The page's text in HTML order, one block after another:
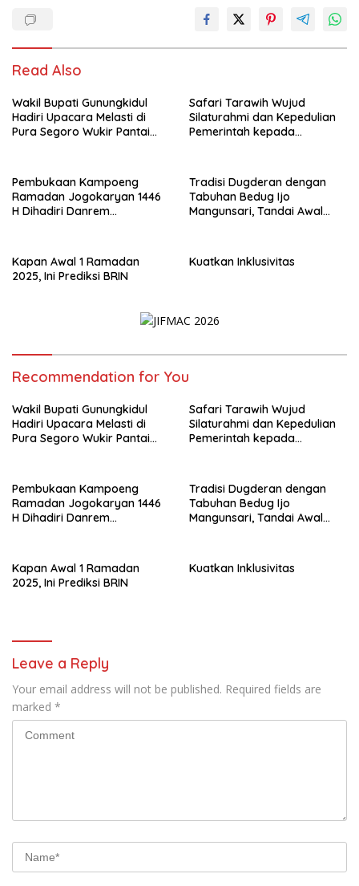
Read Also
Wakil Bupati Gunungkidul
Hadiri Upacara Melasti di
Pura Segoro Wukir Pantai
Safari Tarawih Wujud
Silaturahmi dan Kepedulian
Pemerintah kepada
Pembukaan Kampoeng
Ramadan Jogokaryan 1446
H Dihadiri Danrem
Tradisi Dugderan dengan
Tabuhan Bedug Ijo
Mangunsari, Tandai Awal
Kapan Awal 1 Ramadan
2025, Ini Prediksi BRIN
Kuatkan Inklusivitas
Recommendation for You
Wakil Bupati Gunungkidul
Hadiri Upacara Melasti di
Pura Segoro Wukir Pantai
Safari Tarawih Wujud
Silaturahmi dan Kepedulian
Pemerintah kepada
Pembukaan Kampoeng
Ramadan Jogokaryan 1446
H Dihadiri Danrem
Tradisi Dugderan dengan
Tabuhan Bedug Ijo
Mangunsari, Tandai Awal
Kapan Awal 1 Ramadan
2025, Ini Prediksi BRIN
Kuatkan Inklusivitas
Leave a Reply
Your email address will not be published. Required fields are
marked *